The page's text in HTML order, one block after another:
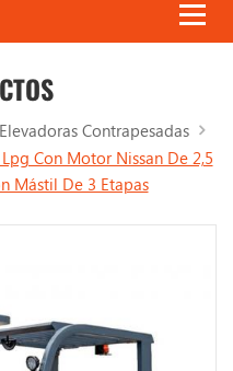
Contrapesadas
Con Motor Nissan De 2,5
Mástil De 3 Etapas